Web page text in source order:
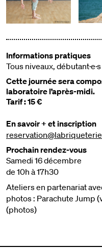
Informations pratiques‍
Tous niveaux,
Cette journée sera
laboratoire l’après-midi.
Tarif : 15 €
En savoir + et inscription
Prochain rendez-vous
Samedi 16 décembre
de 10h à 17h30
Ateliers en partenariat
photos : Parachute Jump
(photos)